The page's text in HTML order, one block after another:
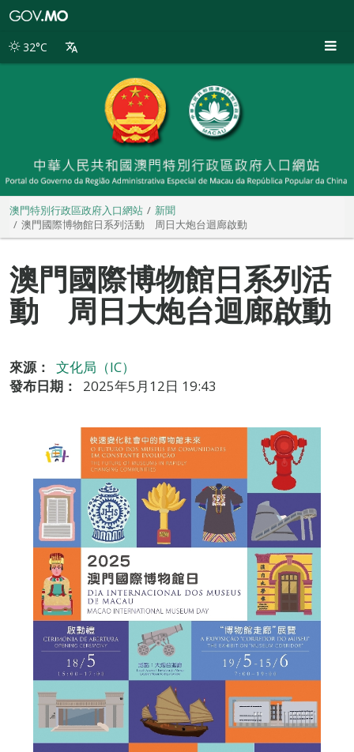
別
32°C
澳門特別行政區政府入口網站
新聞
澳門國際博物館日系列活動 周日大炮台迴廊啟動
澳門國際博物館日系列活
動 周日大炮台迴廊啟動
來源：
文化局（IC）
發布日期：
2025年5月12日 19:43